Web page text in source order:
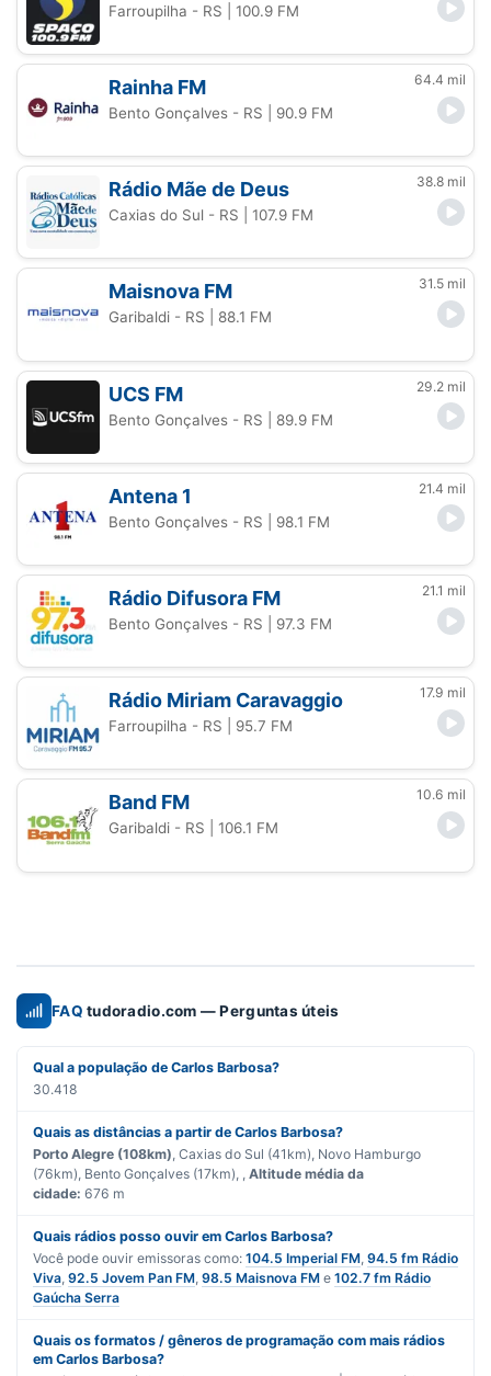
Farroupilha - RS | 100.9 FM
Rainha FM 64.4 mil
Bento Gonçalves - RS | 90.9 FM
Rádio Mãe de Deus 38.8 mil
Caxias do Sul - RS | 107.9 FM
Maisnova FM 31.5 mil
Garibaldi - RS | 88.1 FM
UCS FM 29.2 mil
Bento Gonçalves - RS | 89.9 FM
Antena 1 21.4 mil
Bento Gonçalves - RS | 98.1 FM
Rádio Difusora FM 21.1 mil
Bento Gonçalves - RS | 97.3 FM
Rádio Miriam Caravaggio 17.9 mil
Farroupilha - RS | 95.7 FM
Band FM 10.6 mil
Garibaldi - RS | 106.1 FM
FAQ tudoradio.com — Perguntas úteis
Qual a população de Carlos Barbosa?
30.418
Quais as distâncias a partir de Carlos Barbosa?
Porto Alegre (108km) , Caxias do Sul (41km), Novo Hamburgo
(76km), Bento Gonçalves (17km), , Altitude média da
cidade: 676 m
Quais rádios posso ouvir em Carlos Barbosa?
Você pode ouvir emissoras como: 104.5 Imperial FM 94.5 fm Rádio
Viva 92.5 Jovem Pan FM 98.5 Maisnova FM e 102.7 fm Rádio
Gaúcha Serra
Quais os formatos / gêneros de programação com mais rádios
em Carlos Barbosa?